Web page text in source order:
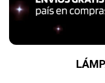
Tecnología e
Audio y video